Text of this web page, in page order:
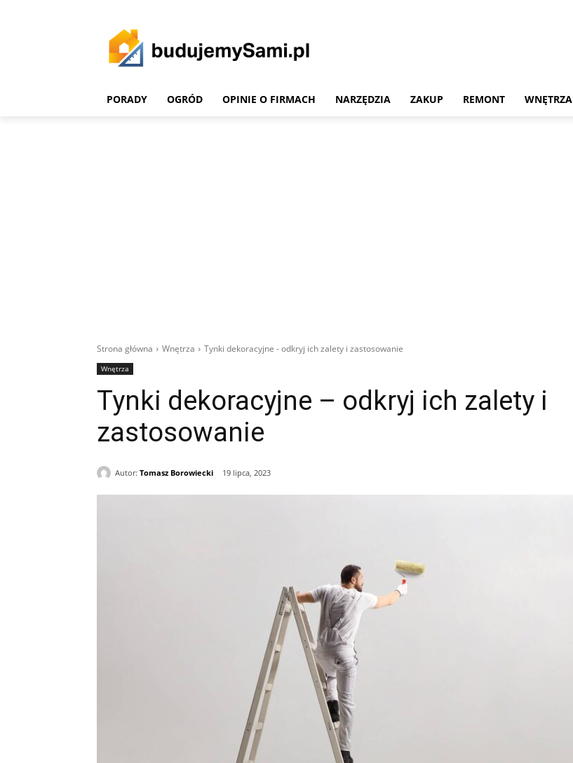
PORADY OGRÓD OPINIE O FIRMACH NARZĘDZIA ZAKUP REMONT WNĘTRZA
Strona główna Wnętrza Tynki dekoracyjne - odkryj ich zalety i zastosowanie
Wnętrza
Tynki dekoracyjne – odkryj ich zalety i
zastosowanie
Autor: Tomasz Borowiecki 19 lipca, 2023